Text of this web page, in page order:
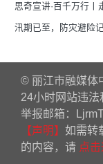
思奇宣讲·百千万行
汛期已至，防灾避险
© 丽江市融媒体
24小时网站违
举报邮箱：
【声明】 如需转
的内容，请 点